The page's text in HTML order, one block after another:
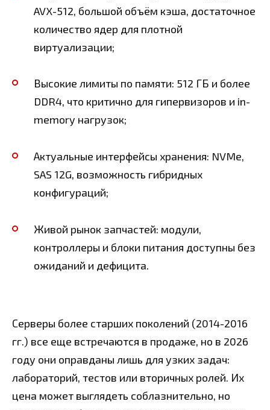
AVX-512, большой объём кэша, достаточное
количество ядер для плотной
виртуализации;
Высокие лимиты по памяти: 512 ГБ и более
DDR4, что критично для гипервизоров и in-
memory нагрузок;
Актуальные интерфейсы хранения: NVMe,
SAS 12G, возможность гибридных
конфигураций;
Живой рынок запчастей: модули,
контроллеры и блоки питания доступны без
ожиданий и дефицита.
Серверы более старших поколений (2014-2016
гг.) все еще встречаются в продаже, но в 2026
году они оправданы лишь для узких задач:
лабораторий, тестов или вторичных ролей. Их
цена может выглядеть соблазнительно, но